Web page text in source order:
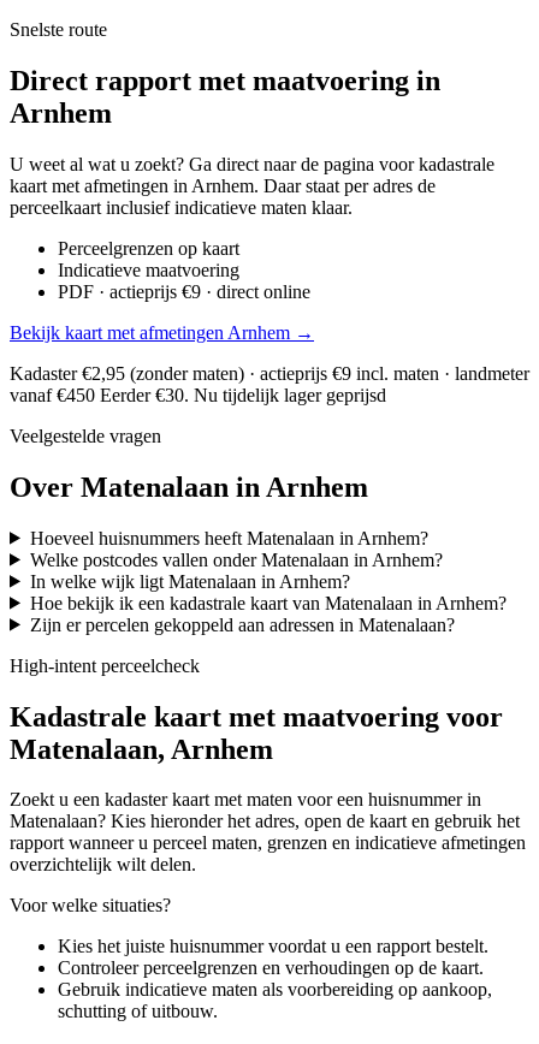
Snelste route
Direct rapport met maatvoering in
Arnhem
U weet al wat u zoekt? Ga direct naar de pagina voor kadastrale
kaart met afmetingen in Arnhem. Daar staat per adres de
perceelkaart inclusief indicatieve maten klaar.
Perceelgrenzen op kaart
Indicatieve maatvoering
PDF · actieprijs €9 · direct online
Bekijk kaart met afmetingen Arnhem →
Kadaster €2,95 (zonder maten) · actieprijs €9 incl. maten · landmeter
vanaf €450 Eerder €30. Nu tijdelijk lager geprijsd
Veelgestelde vragen
Over Matenalaan in Arnhem
Hoeveel huisnummers heeft Matenalaan in Arnhem?
Welke postcodes vallen onder Matenalaan in Arnhem?
In welke wijk ligt Matenalaan in Arnhem?
Hoe bekijk ik een kadastrale kaart van Matenalaan in Arnhem?
Zijn er percelen gekoppeld aan adressen in Matenalaan?
High-intent perceelcheck
Kadastrale kaart met maatvoering voor
Matenalaan, Arnhem
Zoekt u een kadaster kaart met maten voor een huisnummer in
Matenalaan? Kies hieronder het adres, open de kaart en gebruik het
rapport wanneer u perceel maten, grenzen en indicatieve afmetingen
overzichtelijk wilt delen.
Voor welke situaties?
Kies het juiste huisnummer voordat u een rapport bestelt.
Controleer perceelgrenzen en verhoudingen op de kaart.
Gebruik indicatieve maten als voorbereiding op aankoop,
schutting of uitbouw.